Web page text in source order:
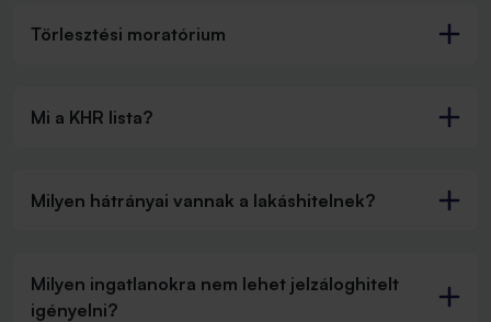
Törlesztési moratórium
Mi a KHR lista?
Milyen hátrányai vannak a lakáshitelnek?
Milyen ingatlanokra nem lehet jelzáloghitelt
igényelni?